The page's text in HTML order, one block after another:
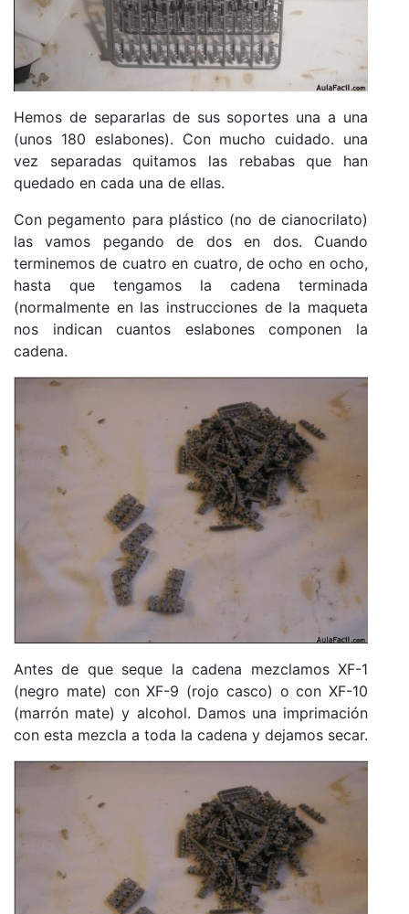
Hemos de separarlas de sus soportes una a una
(unos 180 eslabones). Con mucho cuidado. una
vez separadas quitamos las rebabas que han
quedado en cada una de ellas.
Con pegamento para plástico (no de cianocrilato)
las vamos pegando de dos en dos. Cuando
terminemos de cuatro en cuatro, de ocho en ocho,
hasta que tengamos la cadena terminada
(normalmente en las instrucciones de la maqueta
nos indican cuantos eslabones componen la
cadena.
Antes de que seque la cadena mezclamos XF-1
(negro mate) con XF-9 (rojo casco) o con XF-10
(marrón mate) y alcohol. Damos una imprimación
con esta mezcla a toda la cadena y dejamos secar.